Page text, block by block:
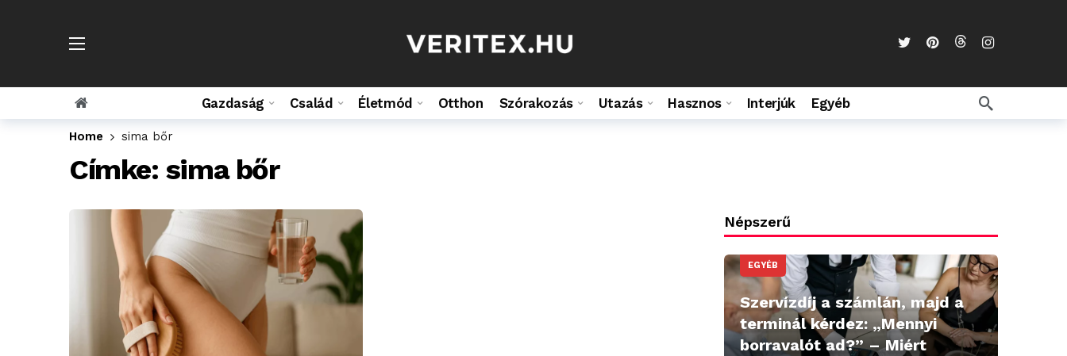
Gazdaság Család Életmód Otthon Szórakozás Utazás Hasznos Interjúk Egyéb
Home sima bőr
Címke: sima bőr
Népszerű
EGYÉB
Szervízdíj a számlán, majd a
terminál kérdez: „Mennyi
borravalót ad?” – Miért